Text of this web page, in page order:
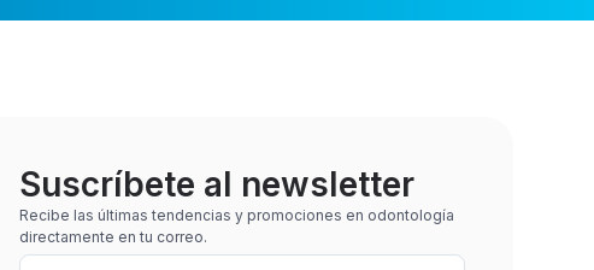
Suscríbete al newsletter
Recibe las últimas tendencias y promociones en odontología
directamente en tu correo.